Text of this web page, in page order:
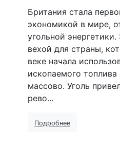
Британия стала
экономикой в мире,
угольной
вехой для страны,
веке начала
ископаемого
массово. Уголь
рево...
Подробнее